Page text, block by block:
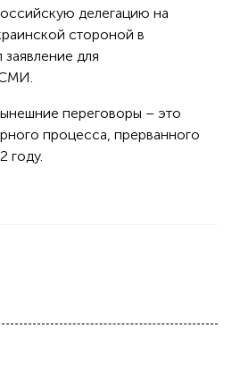
делегацию на
стороной в
для
переговоры – это
процесса, прерванного
году.